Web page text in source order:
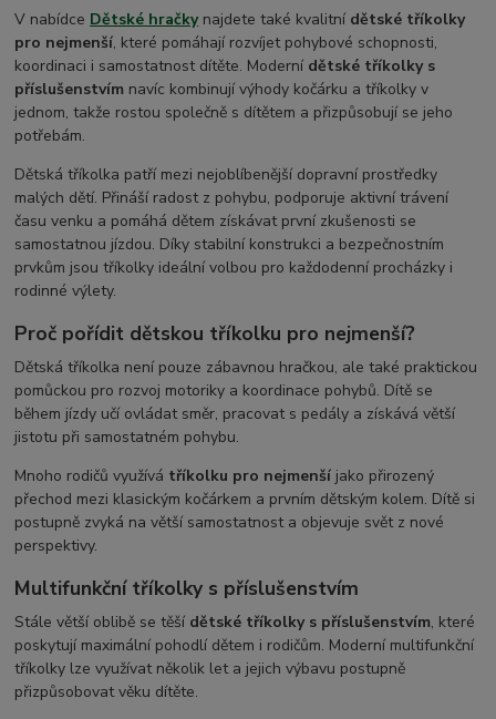
V nabídce Dětské hračkynajdete také kvalitní dětské tříkolky
pro nejmenší, které pomáhají rozvíjet pohybové schopnosti,
koordinaci i samostatnost dítěte. Moderní dětské tříkolky s
příslušenstvím navíc kombinují výhody kočárku a tříkolky v
jednom, takže rostou společně s dítětem a přizpůsobují se jeho
potřebám.
Dětská tříkolka patří mezi nejoblíbenější dopravní prostředky
malých dětí. Přináší radost z pohybu, podporuje aktivní trávení
času venku a pomáhá dětem získávat první zkušenosti se
samostatnou jízdou. Díky stabilní konstrukci a bezpečnostním
prvkům jsou tříkolky ideální volbou pro každodenní procházky i
rodinné výlety.
Proč pořídit dětskou tříkolku pro nejmenší?
Dětská tříkolka není pouze zábavnou hračkou, ale také praktickou
pomůckou pro rozvoj motoriky a koordinace pohybů. Dítě se
během jízdy učí ovládat směr, pracovat s pedály a získává větší
jistotu při samostatném pohybu.
Mnoho rodičů využívá tříkolku pro nejmenší jako přirozený
přechod mezi klasickým kočárkem a prvním dětským kolem. Dítě si
postupně zvyká na větší samostatnost a objevuje svět z nové
perspektivy.
Multifunkční tříkolky s příslušenstvím
Stále větší oblibě se těší dětské tříkolky s příslušenstvím, které
poskytují maximální pohodlí dětem i rodičům. Moderní multifunkční
tříkolky lze využívat několik let a jejich výbavu postupně
přizpůsobovat věku dítěte.